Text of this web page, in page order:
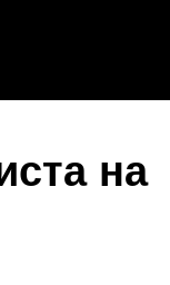
на